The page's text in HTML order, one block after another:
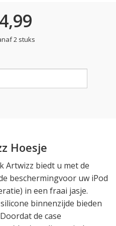
2 stuks
Hoesje
Artwizz biedt u met de
beschermingvoor uw iPod
in een fraai jasje.
binnenzijde bieden
de case